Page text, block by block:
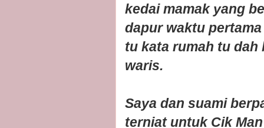
kedai mamak yang
dapur waktu
tu kata rumah tu
waris.
Saya dan suami
terniat untuk Cik